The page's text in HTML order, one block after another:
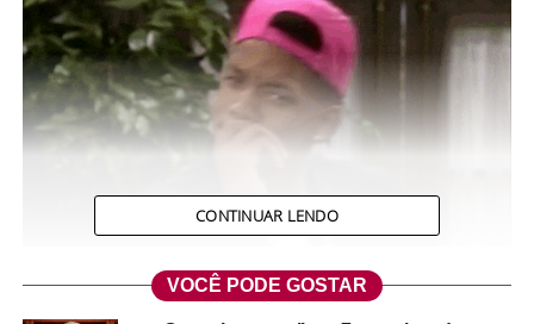
CONTINUAR LENDO
VOCÊ PODE GOSTAR